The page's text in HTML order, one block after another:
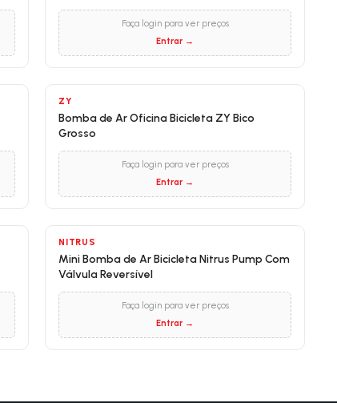
Faça login para ver preços
Entrar →
ZY
Bomba de Ar Oficina Bicicleta ZY Bico
Grosso
Faça login para ver preços
Entrar →
NITRUS
Mini Bomba de Ar Bicicleta Nitrus Pump Com
Válvula Reversível
Faça login para ver preços
Entrar →